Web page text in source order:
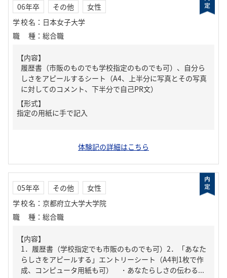
06年卒 その他
女性
学校名 ： 日本女子大学
職種 ： 総合職
【内容】
履歴書（市販のものでも学校指定のものでも可）、自分ら
しさをアピールするシート（A4、上半分に写真とその写真
に対してのコメント、下半分で自己PR文）
【形式】
指定の用紙に手で記入
体験記の詳細はこちら
05年卒 その他
女性
学校名 ： 京都府立大学大学院
職種 ： 総合職
【内容】
1．履歴書（学校指定でも市販のものでも可）2．「あなた
らしさをアピールする」エントリーシート（A4判1枚で作
成、コンピュータ用紙も可） ・あなたらしさの伝わる...